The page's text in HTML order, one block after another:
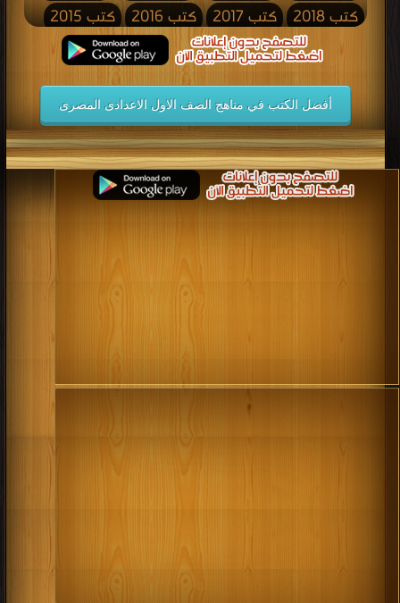
كتب 2018
كتب 2017 كتب 2016
كتب 2015
كتب 2014
كتب 2013 كتب 2012
كتب 2011
كتب 2010
كتب 2009 كتب 2008
كتب 2007
كتب 2006
كتب 2005 كتب 2004
كتب 2003
كتب 2002
كتب 2001 كتب 2000
كتب 1999
كتب 1998
كتب 1997 كتب 1996
كتب 1995
كتب 1994
كتب 1993 كتب 1992
كتب 1991
كتب 1989 كتب 1988
كتب 1985 كتب 1984
كتب 1983
كتب 1980
كتب 1979
كتب 1977
كتب 1972
كتب 1971
كتب 1969
كتب 1964
كتب 1960
كتب 1959
كتب 1953
كتب 1949
كتب 1947
كتب 1944 كتب 1943
أفضل الكتب في مناهج الصف الاول الاعدادى المصرى